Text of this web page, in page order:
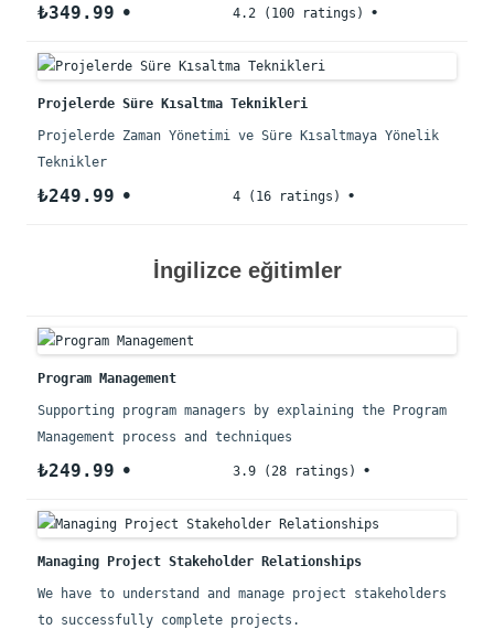
₺349.99 4.2 (100 ratings)
Projelerde Süre Kısaltma Teknikleri
Projelerde Zaman Yönetimi ve Süre Kısaltmaya Yönelik
Teknikler
₺249.99 4 (16 ratings)
İngilizce eğitimler
Program Management
Supporting program managers by explaining the Program
Management process and techniques
₺249.99 3.9 (28 ratings)
Managing Project Stakeholder Relationships
We have to understand and manage project stakeholders
to successfully complete projects.